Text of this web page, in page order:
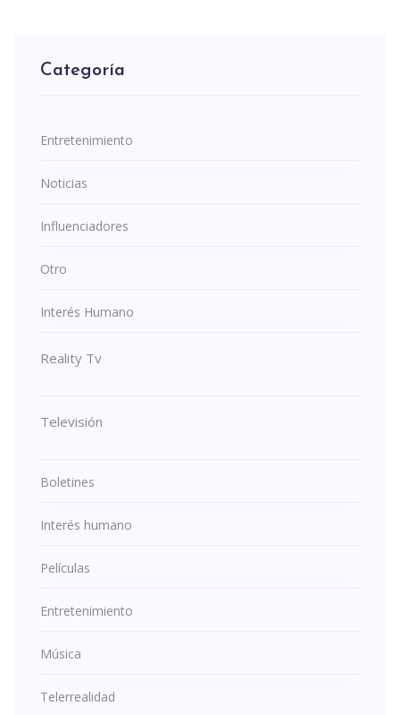
Categoría
Entretenimiento
Noticias
Influenciadores
Otro
Interés Humano
Reality Tv
Televisión
Boletines
Interés humano
Películas
Entretenimiento
Música
Telerrealidad